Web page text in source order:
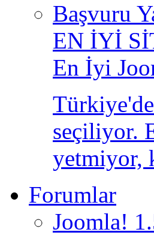
Başvuru
EN İYİ
En İyi
seçiliyor.
yetmiyor,
Forumlar
Joomla!